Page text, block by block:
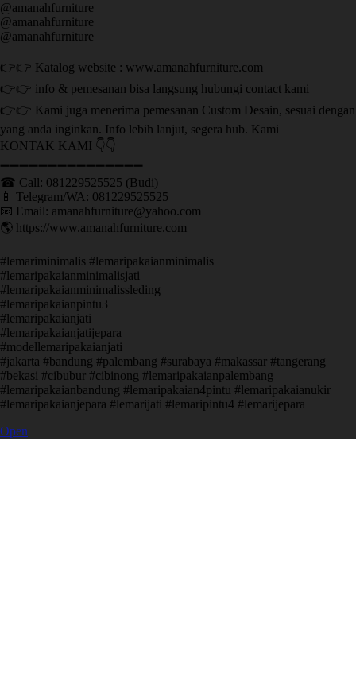
@amanahfurniture
@amanahfurniture
@amanahfurniture
👉👉 Katalog website : www.amanahfurniture.com
👉👉 info & pemesanan bisa langsung hubungi contact kami
👉👉 Kami juga menerima pemesanan Custom Desain, sesuai dengan
yang anda inginkan. Info lebih lanjut, segera hub. Kami
KONTAK KAMI 👇👇
➖➖➖➖➖➖➖➖➖➖➖➖➖➖➖ ㅤ
☎ Call: 081229525525 (Budi)
📱 Telegram/WA: 081229525525
📧 Email: amanahfurniture@yahoo.com
🌎 https://www.amanahfurniture.com
#lemariminimalis #lemaripakaianminimalis
#lemaripakaianminimalisjati
#lemaripakaianminimalissleding
#lemaripakaianpintu3
#lemaripakaianjati
#lemaripakaianjatijepara
#modellemaripakaianjati
#jakarta #bandung #palembang #surabaya #makassar #tangerang
#bekasi #cibubur #cibinong #lemaripakaianpalembang
#lemaripakaianbandung #lemaripakaian4pintu #lemaripakaianukir
#lemaripakaianjepara #lemarijati #lemaripintu4 #lemarijepara
Open